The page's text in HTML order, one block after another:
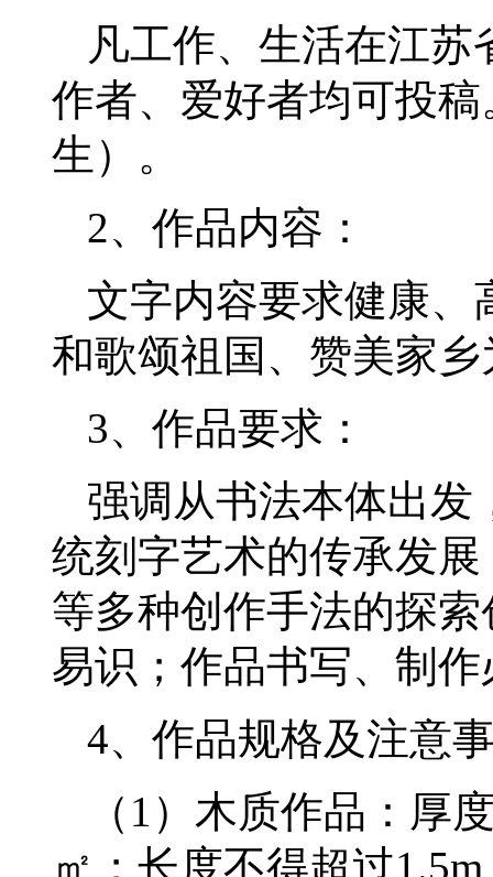
凡工作、生活在江
作者、爱好者均可投
生）。
2、作品内容：
文字内容要求健康、
和歌颂祖国、赞美家
3、作品要求：
强调从书法本体出发
统刻字艺术的传承发
等多种创作手法的探
易识；作品书写、制
4、作品规格及注意
（1）木质作品：厚
㎡；长度不得超过